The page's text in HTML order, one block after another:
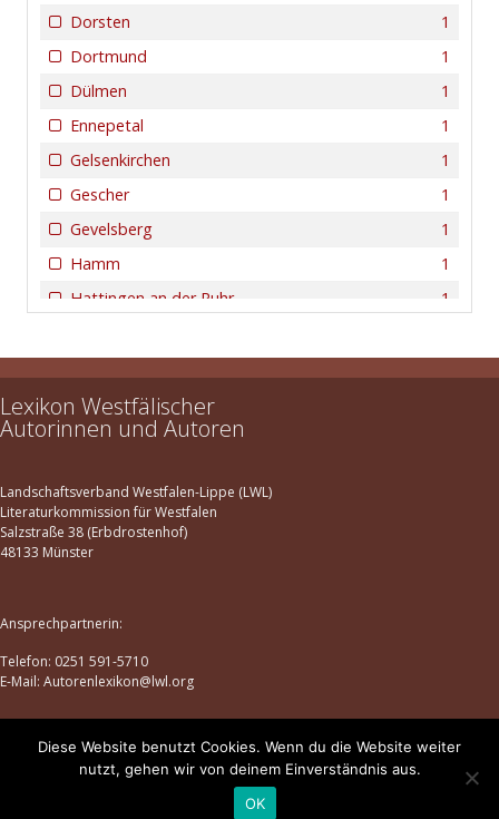
1
Dorsten
1
Dortmund
1
Dülmen
1
Ennepetal
1
Gelsenkirchen
1
Gescher
1
Gevelsberg
1
Hamm
1
Hattingen an der Ruhr
Iserlohn
Kreuztal
Lennestadt
Lippstadt
Metelen
1
Recklinghausen
Rheine
Lexikon Westfälischer
Autorinnen und Autoren
Landschaftsverband Westfalen-Lippe (LWL)
Literaturkommission für Westfalen
Salzstraße 38 (Erbdrostenhof)
48133 Münster
Ansprechpartnerin:
Telefon: 0251 591-5710
E-Mail: Autorenlexikon@lwl.org
Datenschutz |Impressum
© lexikon-westfaelischer-autorinnen-und-autoren.de | 2025
Diese Website benutzt Cookies. Wenn du die Website weiter
nutzt, gehen wir von deinem Einverständnis aus.
OK